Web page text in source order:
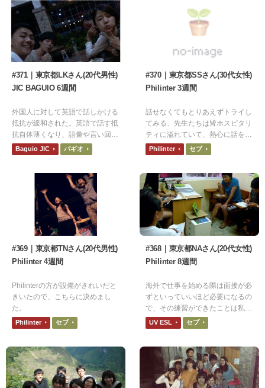
#371｜東京都LKさん(20代男性)
JIC BAGUIO 6週間
外国人に対して英語で話しかける
抵抗が緩和された。英語で話す抵
抗自体薄くなり、語彙や言い回し
も増えた気がします。
Baguio JIC バギオ
#370｜東京都SSさん(30代女性)
Philinter 3週間
話せなくてもとりあえずトライし
てみる、先生たちは皆ホスピタリ
ティに溢れていて、熱心に話を聞
いてくれます！
Philinter セブ
#369｜東京都TNさん(20代男性)
Philinter 4週間
Philinterの方が設備がきれいだと
きいたので、こちらに決めまし
た。
Philinter セブ
#368｜東京都NAさん(20代女性)
Philinter 8週間
海外で仕事を始める際は面接が必
ずといっていいほど必要になるの
で、その練習ができたことは私に
とって価値のある経験となりまし
た。
UV ESL セブ